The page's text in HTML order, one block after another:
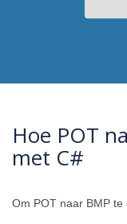
Hoe POT
met C#
Om POT naar BMP